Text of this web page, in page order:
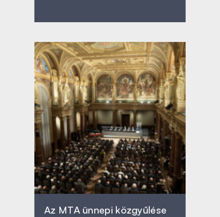
Az MTA ünnepi közgyűlése